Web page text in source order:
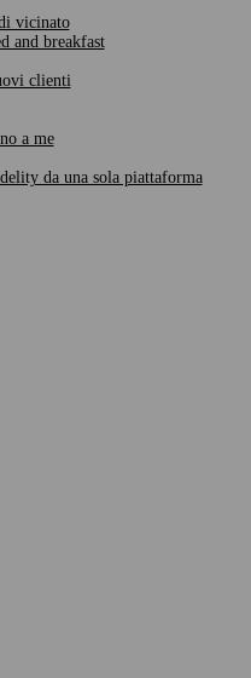
vicinato
and breakfast
clienti
a me
da una sola piattaforma